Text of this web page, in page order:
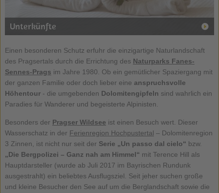
Unterkünfte
Einen besonderen Schutz erfuhr die einzigartige Naturlandschaft
des Pragsertals durch die Errichtung des Naturparks Fanes-
Sennes-Prags im Jahre 1980. Ob ein gemütlicher Spaziergang mit
der ganzen Familie oder doch lieber eine anspruchsvolle
Höhentour- die umgebenden Dolomitengipfeln sind wahrlich ein
Paradies für Wanderer und begeisterte Alpinisten.
Besonders der Pragser Wildsee ist einen Besuch wert. Dieser
Wasserschatz in der Ferienregion Hochpustertal – Dolomitenregion
3 Zinnen, ist nicht nur seit der Serie „Un passo dal cielo“ bzw.
„Die Bergpolizei – Ganz nah am Himmel“ mit Terence Hill als
Hauptdarsteller (wurde ab Juli 2017 im Bayrischen Rundunk
ausgestrahlt) ein beliebtes Ausflugsziel. Seit jeher suchen große
und kleine Besucher den See auf um die Berglandschaft sowie die